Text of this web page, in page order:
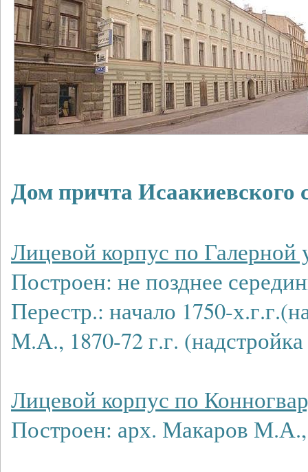
Дом причта Исаакиевского
Лицевой корпус по Галерной
Построен: не позднее
Перестр.: начало 1750-
М.А., 1870-72 г.г.
Лицевой корпус по
Построен: арх. Макаров М.А.,